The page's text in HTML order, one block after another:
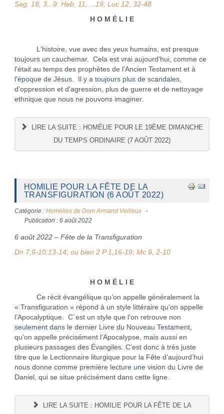
Sag. 18, 3...9: Heb. 11, ...19; Luc 12, 32-48
H O M É L I E
L'histoire, vue avec des yeux humains, est presque
toujours un cauchemar. Cela est vrai aujourd'hui, comme ce
l'était au temps des prophètes de l'Ancien Testament et à
l'époque de Jésus. Il y a toujours plus de scandales,
d'oppression et d'agression, plus de guerre et de nettoyage
ethnique que nous ne pouvons imaginer.
LIRE LA SUITE : HOMÉLIE POUR LE 19ÈME DIMANCHE
DU TEMPS ORDINAIRE (7 AOÛT 2022)
HOMILIE POUR LA FÊTE DE LA
TRANSFIGURATION (6 AOÛT 2022)
Catégorie : Homélies de Dom Armand Veilleux
Publication : 6 août 2022
6 août 2022 – Fête de la Transfiguration
Dn 7,9-10.13-14; ou bien 2 P 1,16-19; Mc 9, 2-10
H O M É L I E
Ce récit évangélique qu’on appelle généralement la
« Transfiguration » répond à un style littéraire qu’on appelle
l’Apocalyptique. C`est un style que l’on retrouve non
seulement dans le dernier Livre du Nouveau Testament,
qu’on appelle précisément l’Apocalypse, mais aussi en
plusieurs passages des Évangiles. C’est donc à très juste
titre que le Lectionnaire liturgique pour la Fête d’aujourd’hui
nous donne comme première lecture une vision du Livre de
Daniel, qui se situe précisément dans cette ligne.
LIRE LA SUITE : HOMILIE POUR LA FÊTE DE LA